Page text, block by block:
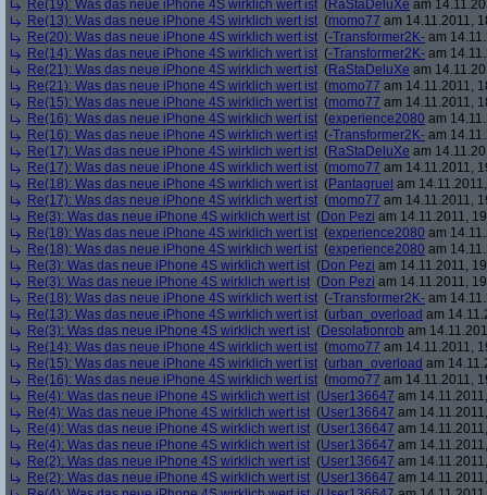
Re(19): Was das neue iPhone 4S wirklich wert ist (RaStaDeluXe am
Re(13): Was das neue iPhone 4S wirklich wert ist (momo77 am 14.11.2011,
Re(20): Was das neue iPhone 4S wirklich wert ist (-Transformer2K- am
Re(14): Was das neue iPhone 4S wirklich wert ist (-Transformer2K- am
Re(21): Was das neue iPhone 4S wirklich wert ist (RaStaDeluXe am
Re(21): Was das neue iPhone 4S wirklich wert ist (momo77 am 14.11.2011,
Re(15): Was das neue iPhone 4S wirklich wert ist (momo77 am 14.11.2011,
Re(16): Was das neue iPhone 4S wirklich wert ist (experience2080 am
Re(16): Was das neue iPhone 4S wirklich wert ist (-Transformer2K- am
Re(17): Was das neue iPhone 4S wirklich wert ist (RaStaDeluXe am
Re(17): Was das neue iPhone 4S wirklich wert ist (momo77 am 14.11.2011,
Re(18): Was das neue iPhone 4S wirklich wert ist (Pantagruel am
Re(17): Was das neue iPhone 4S wirklich wert ist (momo77 am 14.11.2011,
Re(3): Was das neue iPhone 4S wirklich wert ist (Don Pezi am 14.11.2011,
Re(18): Was das neue iPhone 4S wirklich wert ist (experience2080 am
Re(18): Was das neue iPhone 4S wirklich wert ist (experience2080 am
Re(3): Was das neue iPhone 4S wirklich wert ist (Don Pezi am 14.11.2011,
Re(3): Was das neue iPhone 4S wirklich wert ist (Don Pezi am 14.11.2011,
Re(18): Was das neue iPhone 4S wirklich wert ist (-Transformer2K- am
Re(13): Was das neue iPhone 4S wirklich wert ist (urban_overload am
Re(3): Was das neue iPhone 4S wirklich wert ist (Desolationrob am
Re(14): Was das neue iPhone 4S wirklich wert ist (momo77 am 14.11.2011,
Re(15): Was das neue iPhone 4S wirklich wert ist (urban_overload am
Re(16): Was das neue iPhone 4S wirklich wert ist (momo77 am 14.11.2011,
Re(4): Was das neue iPhone 4S wirklich wert ist (User136647 am
Re(4): Was das neue iPhone 4S wirklich wert ist (User136647 am
Re(4): Was das neue iPhone 4S wirklich wert ist (User136647 am
Re(4): Was das neue iPhone 4S wirklich wert ist (User136647 am
Re(2): Was das neue iPhone 4S wirklich wert ist (User136647 am
Re(2): Was das neue iPhone 4S wirklich wert ist (User136647 am